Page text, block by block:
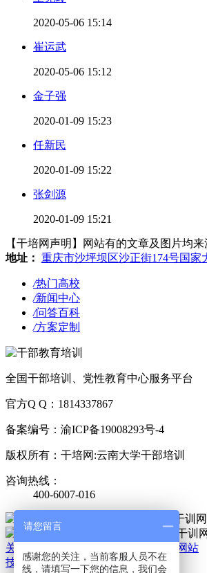
2020-05-06 15:14
崔运武
2020-05-06 15:12
金子强
2020-01-09 15:23
任新民
2020-01-09 15:22
张剑源
2020-01-09 15:21
【干培网声明】网站有的文章及图片均
地址： 重庆市沙坪坝区沙正街174号国家
/热门高校
/新闻中心
/问答百科
/方案定制
全国干部培训、党性教育中心服务平台
官方Q Q：1814337867
备案编号：渝ICP备19008293号-4
版权所有：干培网:云南大学干部培训
咨询热线：
400-6007-016
关于我们
手机网站
技术支持：干培网
请您留言
感谢您的关注，当前客服人员不在
线，请填写一下您的信息，我们会